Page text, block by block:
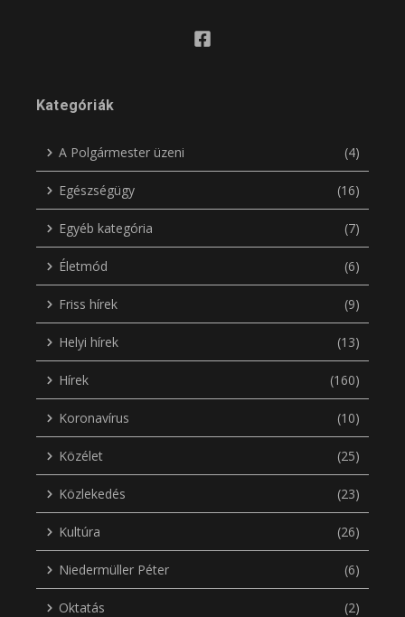
Kategóriák
A Polgármester üzeni (4)
Egészségügy (16)
Egyéb kategória (7)
Életmód (6)
Friss hírek (9)
Helyi hírek (13)
Hírek (160)
Koronavírus (10)
Közélet (25)
Közlekedés (23)
Kultúra (26)
Niedermüller Péter (6)
Oktatás (2)